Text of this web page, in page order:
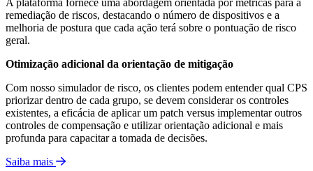
A plataforma fornece uma abordagem orientada por métricas para a
remediação de riscos, destacando o número de dispositivos e a
melhoria de postura que cada ação terá sobre o pontuação de risco
geral.
Otimização adicional da orientação de mitigação
Com nosso simulador de risco, os clientes podem entender qual CPS
priorizar dentro de cada grupo, se devem considerar os controles
existentes, a eficácia de aplicar um patch versus implementar outros
controles de compensação e utilizar orientação adicional e mais
profunda para capacitar a tomada de decisões.
Saiba mais